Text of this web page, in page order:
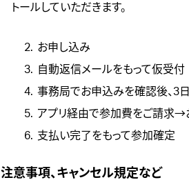
トールしていただきます。
お申し込み
自動返信メールをもって仮受付
事務局でお申込みを確認後、3
アプリ経由で参加費をご請求→
支払い完了をもって参加確定
注意事項、キャンセル規定など